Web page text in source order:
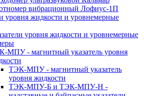
вибрационный Лофиус-1П
уровня жидкости и уровнемерные
уровня жидкости и уровнемерные
МПУ - магнитный указатель уровня
ТЭК-МПУ - магнитный указатель
уровня жидкости
ТЭК-МПУ-Б и ТЭК-МПУ-Н -